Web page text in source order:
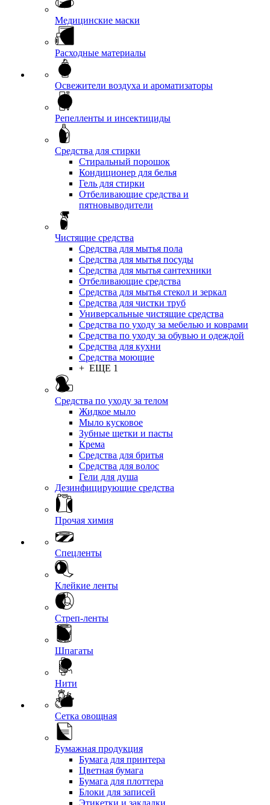
Медицинские маски
Расходные материалы
Освежители воздуха и ароматизаторы
Репелленты и инсектициды
Средства для стирки
Стиральный порошок
Кондиционер для белья
Гель для стирки
Отбеливающие средства и
пятновыводители
Чистящие средства
Средства для мытья пола
Средства для мытья посуды
Средства для мытья сантехники
Отбеливающие средства
Средства для мытья стекол и зеркал
Средства для чистки труб
Универсальные чистящие средства
Средства по уходу за мебелью и коврами
Средства по уходу за обувью и одеждой
Средства для кухни
Средства моющие
+ ЕЩЕ 1
Средства по уходу за телом
Жидкое мыло
Мыло кусковое
Зубные щетки и пасты
Крема
Средства для бритья
Средства для волос
Гели для душа
Дезинфицирующие средства
Прочая химия
Спецленты
Клейкие ленты
Стреп-ленты
Шпагаты
Нити
Сетка овощная
Бумажная продукция
Бумага для принтера
Цветная бумага
Бумага для плоттера
Блоки для записей
Этикетки и закладки